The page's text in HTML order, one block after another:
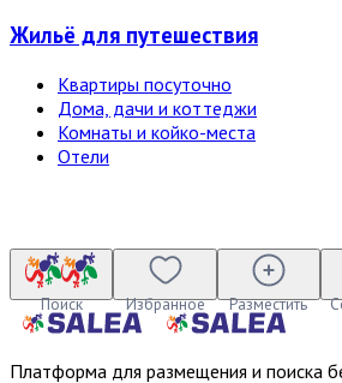
Жильё для путешествия
Квартиры посуточно
Дома, дачи и коттеджи
Комнаты и койко-места
Отели
Поиск Избранное Разместить
Платформа для размещения и поиска